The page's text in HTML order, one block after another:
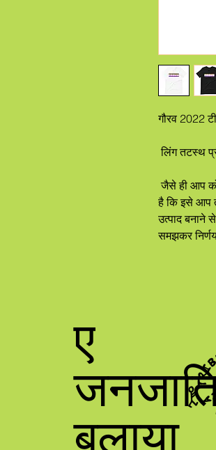
गौरव 2022
लिंग तटस्थ
जैसे ही आप कोई ऑर्डर देते हैं, यह उत्पाद विशेष रूप से आपके लिए बनाया गया है, यही वजह
है कि इसे आप
उत्पाद बनाने
समझकर
ए
बुलाया